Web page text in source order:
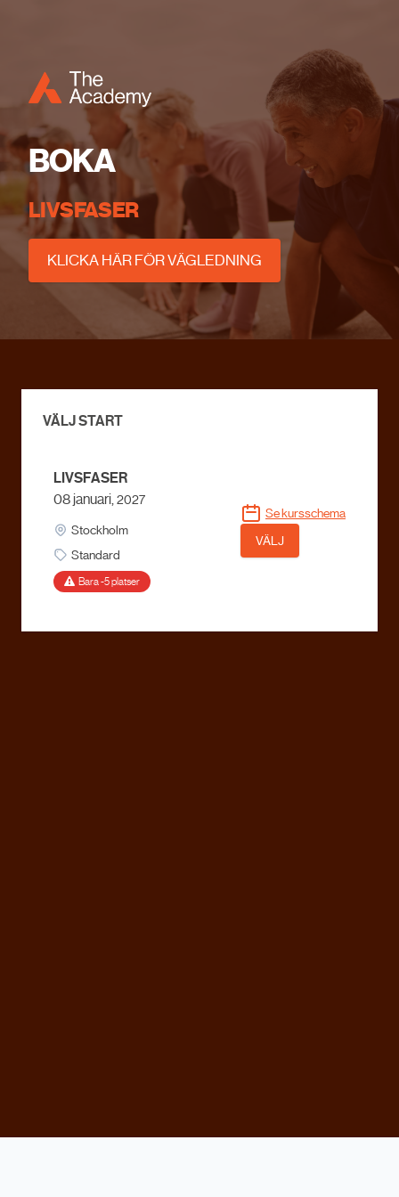
BOKA
LIVSFASER
KLICKA HÄR FÖR VÄGLEDNING
VÄLJ START
LIVSFASER
08 januari,2027
Stockholm
Standard
Bara -5 platser
Se kursschema
VÄLJ